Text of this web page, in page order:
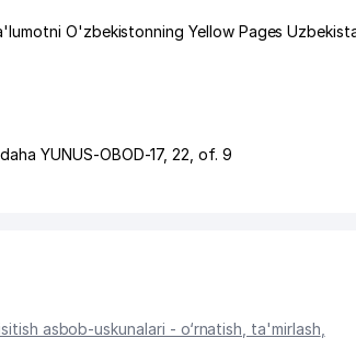
O'zbekistonning Yellow Pages
,daha YUNUS-OBOD-17, 22, of. 9
asbob-uskunalari - o‘rnatish, ta'mirlash